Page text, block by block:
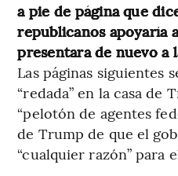
a pie de página que
republicanos apoyaría
presentara de nuevo a
Las páginas siguientes
“redada” en la casa
“pelotón de agentes
de Trump de que el
“cualquier razón” para